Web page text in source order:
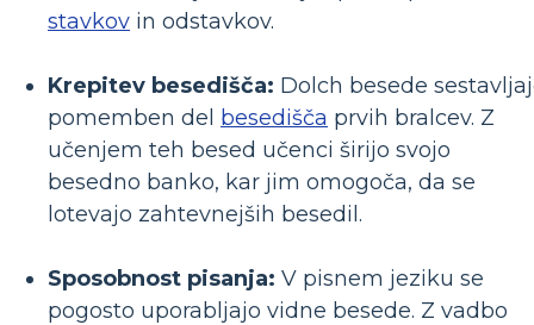
stavkov in odstavkov.
Krepitev besedišča: Dolch besede
pomemben del besedišča prvih bralcev. Z
učenjem teh besed učenci širijo svojo
besedno banko, kar jim omogoča, da se
lotevajo zahtevnejših besedil.
Sposobnost pisanja: V pisnem jeziku se
pogosto uporabljajo vidne besede. Z vadbo